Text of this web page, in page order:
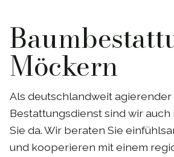
Möckern
Als deutschlandweit agierender
Bestattungsdienst sind wir
Sie da. Wir beraten Sie
und kooperieren mit einem